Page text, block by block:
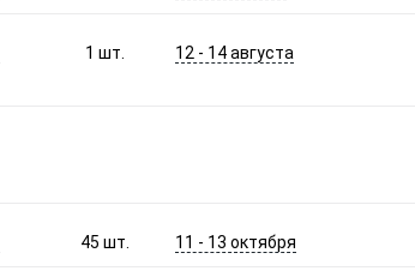
1шт. 12 - 14 августа
45шт. 11 - 13 октября